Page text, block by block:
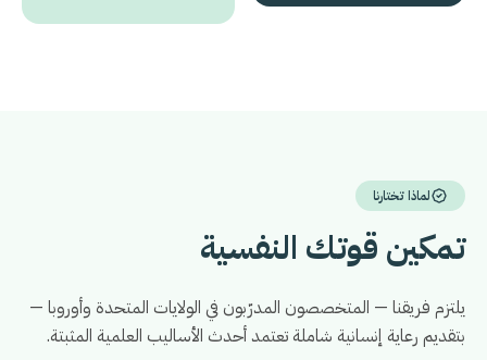
لماذا تختارنا
تمكين قوتك النفسية
يلتزم فريقنا — المتخصصون المدرّبون في الولايات المتحدة وأوروبا —
بتقديم رعاية إنسانية شاملة تعتمد أحدث الأساليب العلمية المثبتة.